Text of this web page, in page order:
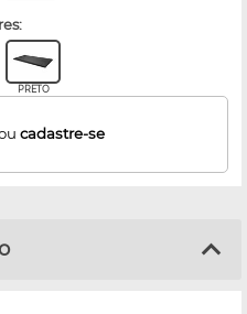
PRETO
cadastre-se